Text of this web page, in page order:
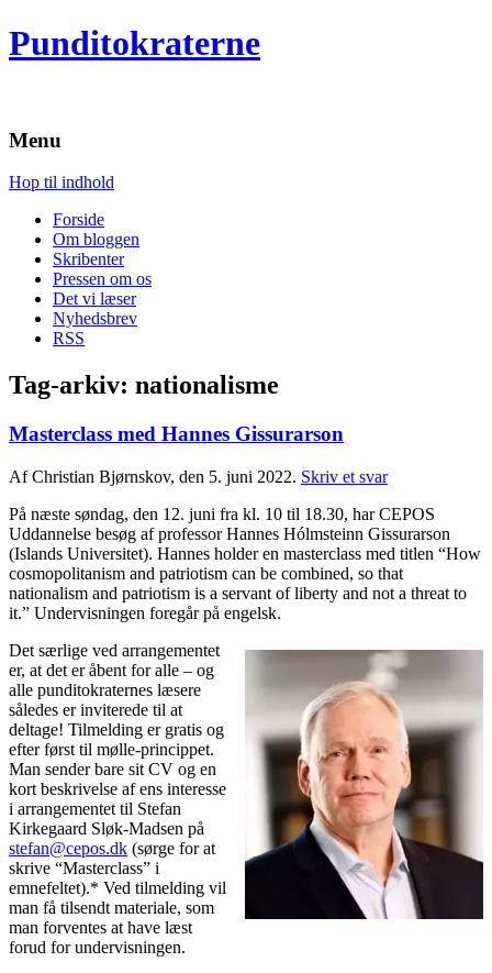
Punditokraterne
Menu
Hop til indhold
Forside
Om bloggen
Skribenter
Pressen om os
Det vi læser
Nyhedsbrev
RSS
Tag-arkiv: nationalisme
Masterclass med Hannes Gissurarson
Af Christian Bjørnskov, den 5. juni 2022. Skriv et svar
På næste søndag, den 12. juni fra kl. 10 til 18.30, har CEPOS
Uddannelse besøg af professor Hannes Hólmsteinn Gissurarson
(Islands Universitet). Hannes holder en masterclass med titlen “How
cosmopolitanism and patriotism can be combined, so that
nationalism and patriotism is a servant of liberty and not a threat to
it.” Undervisningen foregår på engelsk.
Det særlige ved arrangementet
er, at det er åbent for alle – og
alle punditokraternes læsere
således er inviterede til at
deltage! Tilmelding er gratis og
efter først til mølle-princippet.
Man sender bare sit CV og en
kort beskrivelse af ens interesse
i arrangementet til Stefan
Kirkegaard Sløk-Madsen på
stefan@cepos.dk (sørge for at
skrive “Masterclass” i
emnefeltet).* Ved tilmelding vil
man få tilsendt materiale, som
man forventes at have læst
forud for undervisningen.